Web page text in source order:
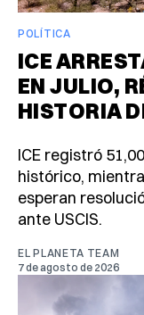
POLÍTICA
ICE
EN JULIO,
HISTORIA
ICE registró
histórico,
esperan
ante USCIS.
EL PLANETA TEAM
7 de agosto de 2026